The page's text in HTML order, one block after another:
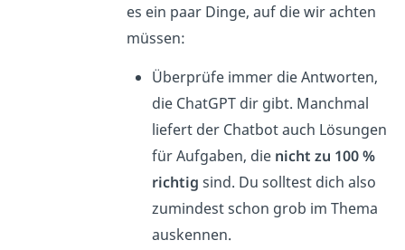
es ein paar Dinge, auf die wir achten
müssen:
Überprüfe immer die Antworten,
die ChatGPT dir gibt. Manchmal
liefert der Chatbot auch Lösungen
für Aufgaben, die nicht zu 100 %
richtig sind. Du solltest dich also
zumindest schon grob im Thema
auskennen.